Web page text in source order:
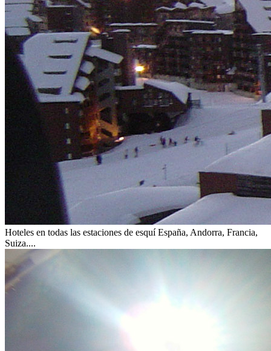
Hoteles en todas las estaciones de esquí España, Andorra, Francia,
Suiza....